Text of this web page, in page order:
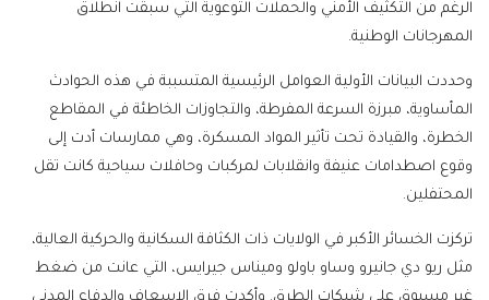
الرغم من التكثيف الأمني والحملات التوعوية التي سبقت انطلاق
المهرجانات الوطنية.
وحددت البيانات الأولية العوامل الرئيسية المتسببة في هذه الحوادث
المأساوية، مبرزة السرعة المفرطة، والتجاوزات الخاطئة في المقاطع
الخطرة، والقيادة تحت تأثير المواد المسكرة، وهي ممارسات أدت إلى
وقوع اصطدامات عنيفة وانقلابات لمركبات وحافلات سياحية كانت تقل
المحتفلين.
تركزت الخسائر الأكبر في الولايات ذات الكثافة السكانية والحركية العالية،
مثل ريو دي جانيرو وساو باولو وميناس جيرايس، التي عانت من ضغط